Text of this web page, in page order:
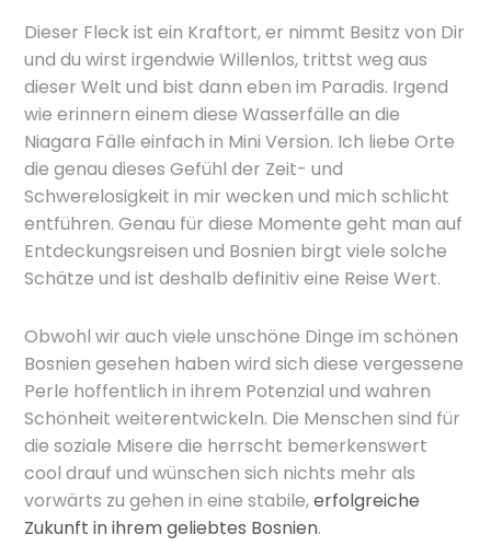
Dieser Fleck ist ein Kraftort, er nimmt Besitz von Dir
und du wirst irgendwie Willenlos, trittst weg aus
dieser Welt und bist dann eben im Paradis. Irgend
wie erinnern einem diese Wasserfälle an die
Niagara Fälle einfach in Mini Version. Ich liebe Orte
die genau dieses Gefühl der Zeit- und
Schwerelosigkeit in mir wecken und mich schlicht
entführen. Genau für diese Momente geht man auf
Entdeckungsreisen und Bosnien birgt viele solche
Schätze und ist deshalb definitiv eine Reise Wert.
Obwohl wir auch viele unschöne Dinge im schönen
Bosnien gesehen haben wird sich diese vergessene
Perle hoffentlich in ihrem Potenzial und wahren
Schönheit weiterentwickeln. Die Menschen sind für
die soziale Misere die herrscht bemerkenswert
cool drauf und wünschen sich nichts mehr als
vorwärts zu gehen in eine stabile,erfolgreiche
Zukunft in ihrem geliebtes Bosnien.